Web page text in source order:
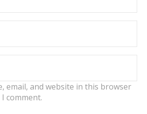
email, and website in this browser
comment.